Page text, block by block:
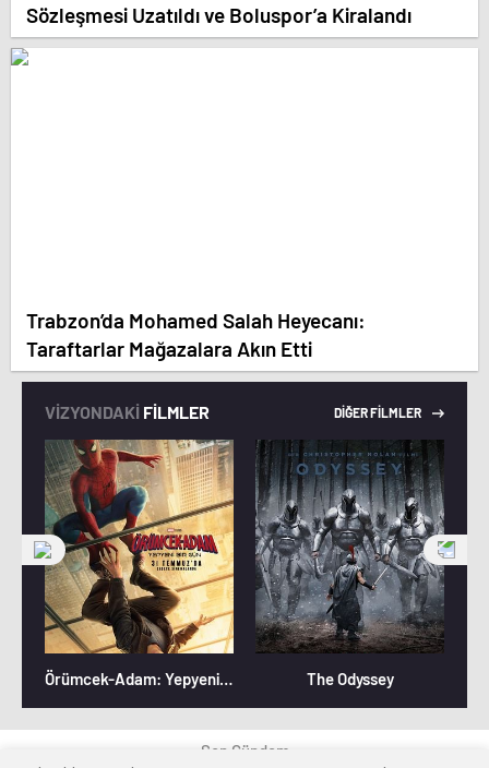
Sözleşmesi Uzatıldı ve Boluspor’a Kiralandı
Trabzon’da Mohamed Salah Heyecanı:
Taraftarlar Mağazalara Akın Etti
VİZYONDAKİ FİLMLER DİĞER FİLMLER
Örümcek-Adam: Yepyeni Bir Gün The Odyssey
Son Gündem